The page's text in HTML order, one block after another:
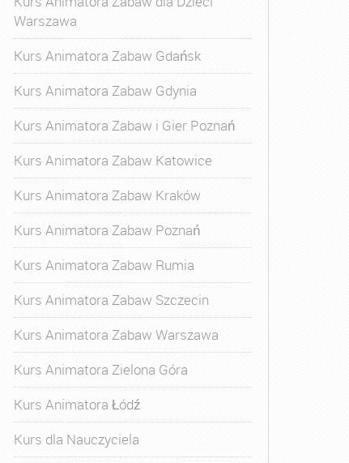
Warszawa
Kurs Animatora Zabaw Gdańsk
Kurs Animatora Zabaw Gdynia
Kurs Animatora Zabaw i Gier Poznań
Kurs Animatora Zabaw Katowice
Kurs Animatora Zabaw Kraków
Kurs Animatora Zabaw Poznań
Kurs Animatora Zabaw Rumia
Kurs Animatora Zabaw Szczecin
Kurs Animatora Zabaw Warszawa
Kurs Animatora Zielona Góra
Kurs Animatora Łódź
Kurs dla Nauczyciela